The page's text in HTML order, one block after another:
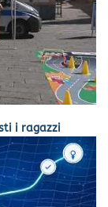
i ragazzi